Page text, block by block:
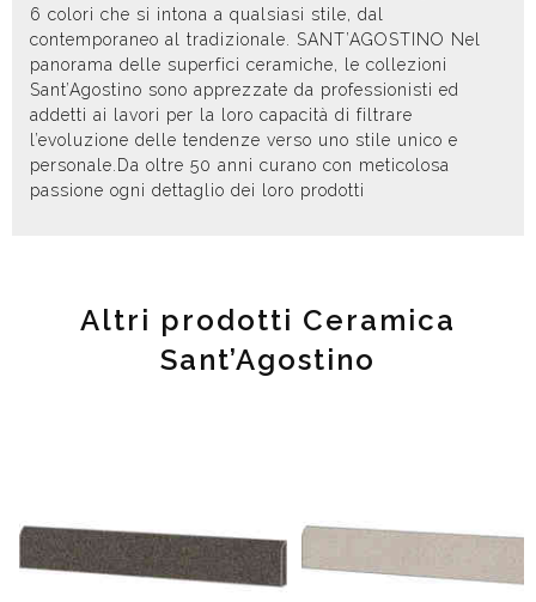
6 colori che si intona a qualsiasi stile, dal
contemporaneo al tradizionale. SANT’AGOSTINO Nel
panorama delle superfici ceramiche, le collezioni
Sant’Agostino sono apprezzate da professionisti ed
addetti ai lavori per la loro capacità di filtrare
l’evoluzione delle tendenze verso uno stile unico e
personale.Da oltre 50 anni curano con meticolosa
passione ogni dettaglio dei loro prodotti
Altri prodotti Ceramica
Sant’Agostino